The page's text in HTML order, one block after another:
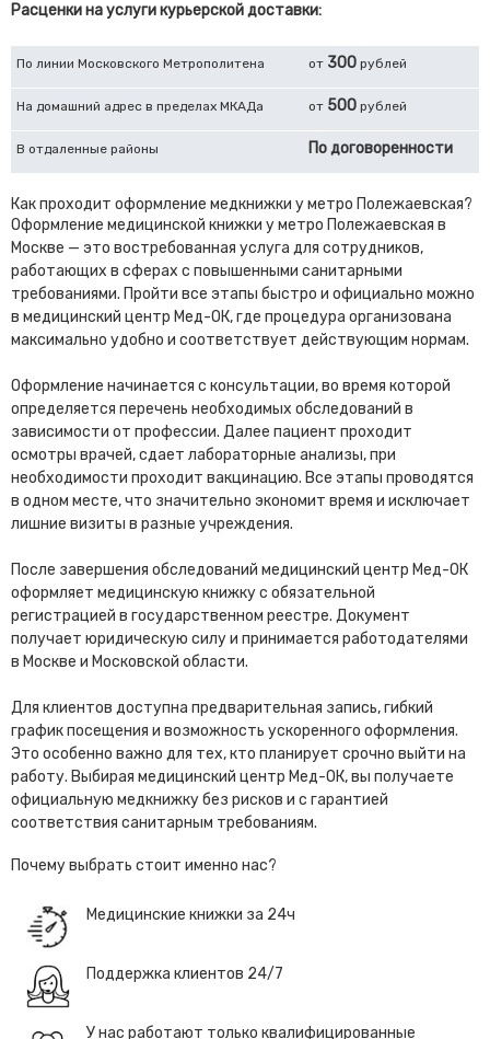
Расценки на услуги курьерской доставки:
По линии Московского Метрополитена от 300 рублей
На домашний адрес в пределах МКАДа от 500 рублей
В отдаленные районы По договоренности
Как проходит оформление медкнижки у метро Полежаевская?
Оформление медицинской книжки у метро Полежаевская в
Москве — это востребованная услуга для сотрудников,
работающих в сферах с повышенными санитарными
требованиями. Пройти все этапы быстро и официально можно
в медицинский центр Мед-ОК, где процедура организована
максимально удобно и соответствует действующим нормам.
Оформление начинается с консультации, во время которой
определяется перечень необходимых обследований в
зависимости от профессии. Далее пациент проходит
осмотры врачей, сдает лабораторные анализы, при
необходимости проходит вакцинацию. Все этапы проводятся
в одном месте, что значительно экономит время и исключает
лишние визиты в разные учреждения.
После завершения обследований медицинский центр Мед-ОК
оформляет медицинскую книжку с обязательной
регистрацией в государственном реестре. Документ
получает юридическую силу и принимается работодателями
в Москве и Московской области.
Для клиентов доступна предварительная запись, гибкий
график посещения и возможность ускоренного оформления.
Это особенно важно для тех, кто планирует срочно выйти на
работу. Выбирая медицинский центр Мед-ОК, вы получаете
официальную медкнижку без рисков и с гарантией
соответствия санитарным требованиям.
Почему выбрать стоит именно нас?
Медицинские книжки за 24ч
Поддержка клиентов 24/7
У нас работают только квалифицированные